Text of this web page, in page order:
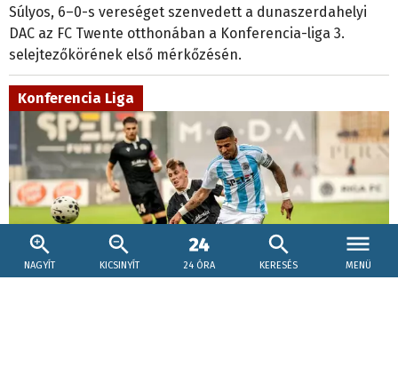
NAGYÍT KICSINYÍT 24 ÓRA KERESÉS MENÜ
Súlyos, 6–0-s vereséget szenvedett a dunaszerdahelyi
DAC az FC Twente otthonában a Konferencia-liga 3.
selejtezőkörének első mérkőzésén.
Konferencia Liga